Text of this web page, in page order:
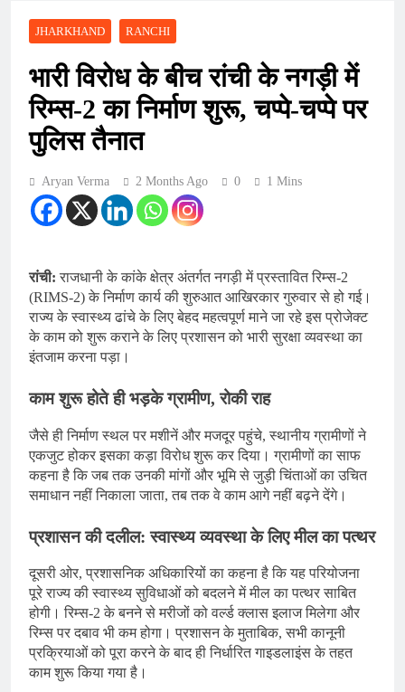
JHARKHAND RANCHI
भारी विरोध के बीच रांची के नगड़ी में
रिम्स-2 का निर्माण शुरू, चप्पे-चप्पे पर
पुलिस तैनात
Aryan Verma 2 Months Ago 0 1 Mins
रांची: राजधानी के कांके क्षेत्र अंतर्गत नगड़ी में प्रस्तावित रिम्स-2
(RIMS-2) के निर्माण कार्य की शुरुआत आखिरकार गुरुवार से हो गई।
राज्य के स्वास्थ्य ढांचे के लिए बेहद महत्वपूर्ण माने जा रहे इस प्रोजेक्ट
के काम को शुरू कराने के लिए प्रशासन को भारी सुरक्षा व्यवस्था का
इंतजाम करना पड़ा।
काम शुरू होते ही भड़के ग्रामीण, रोकी राह
जैसे ही निर्माण स्थल पर मशीनें और मजदूर पहुंचे, स्थानीय ग्रामीणों ने
एकजुट होकर इसका कड़ा विरोध शुरू कर दिया। ग्रामीणों का साफ
कहना है कि जब तक उनकी मांगों और भूमि से जुड़ी चिंताओं का उचित
समाधान नहीं निकाला जाता, तब तक वे काम आगे नहीं बढ़ने देंगे।
प्रशासन की दलील: स्वास्थ्य व्यवस्था के लिए मील का पत्थर
दूसरी ओर, प्रशासनिक अधिकारियों का कहना है कि यह परियोजना
पूरे राज्य की स्वास्थ्य सुविधाओं को बदलने में मील का पत्थर साबित
होगी। रिम्स-2 के बनने से मरीजों को वर्ल्ड क्लास इलाज मिलेगा और
रिम्स पर दबाव भी कम होगा। प्रशासन के मुताबिक, सभी कानूनी
प्रक्रियाओं को पूरा करने के बाद ही निर्धारित गाइडलाइंस के तहत
काम शुरू किया गया है।